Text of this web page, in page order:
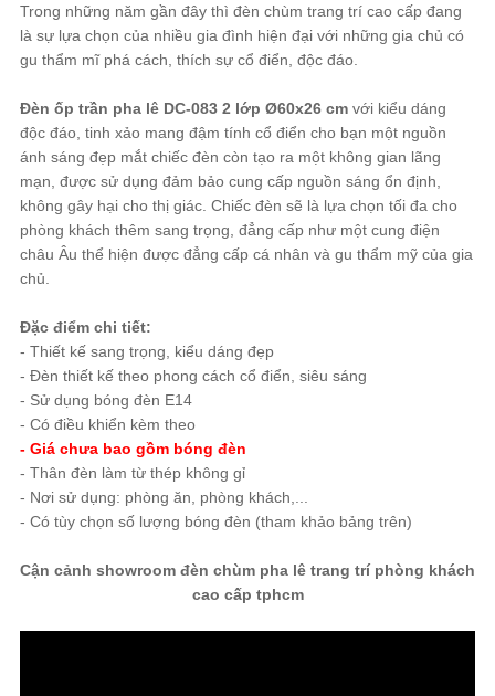
Trong những năm gần đây thì đèn chùm trang trí cao cấp đang
là sự lựa chọn của nhiều gia đình hiện đại với những gia chủ có
gu thẩm mĩ phá cách, thích sự cổ điển, độc đáo.
Đèn ốp trần pha lê DC-083 2 lớp Ø60x26 cmvới kiểu dáng
độc đáo, tinh xảo mang đậm tính cổ điển cho bạn một nguồn
ánh sáng đẹp mắt chiếc đèn còn tạo ra một không gian lãng
mạn, được sử dụng đảm bảo cung cấp nguồn sáng ổn định,
không gây hại cho thị giác. Chiếc đèn sẽ là lựa chọn tối đa cho
phòng khách thêm sang trọng, đẳng cấp như một cung điện
châu Âu thể hiện được đẳng cấp cá nhân và gu thẩm mỹ của gia
chủ.
Đặc điểm chi tiết:
- Thiết kế sang trọng, kiểu dáng đẹp
- Đèn thiết kế theo phong cách cổ điển, siêu sáng
- Sử dụng bóng đèn E14
- Có điều khiển kèm theo
- Giá chưa bao gồm bóng đèn
- Thân đèn làm từ thép không gỉ
- Nơi sử dụng: phòng ăn, phòng khách,...
- Có tùy chọn số lượng bóng đèn (tham khảo bảng trên)
Cận cảnh showroom đèn chùm pha lê trang trí phòng khách
cao cấp tphcm